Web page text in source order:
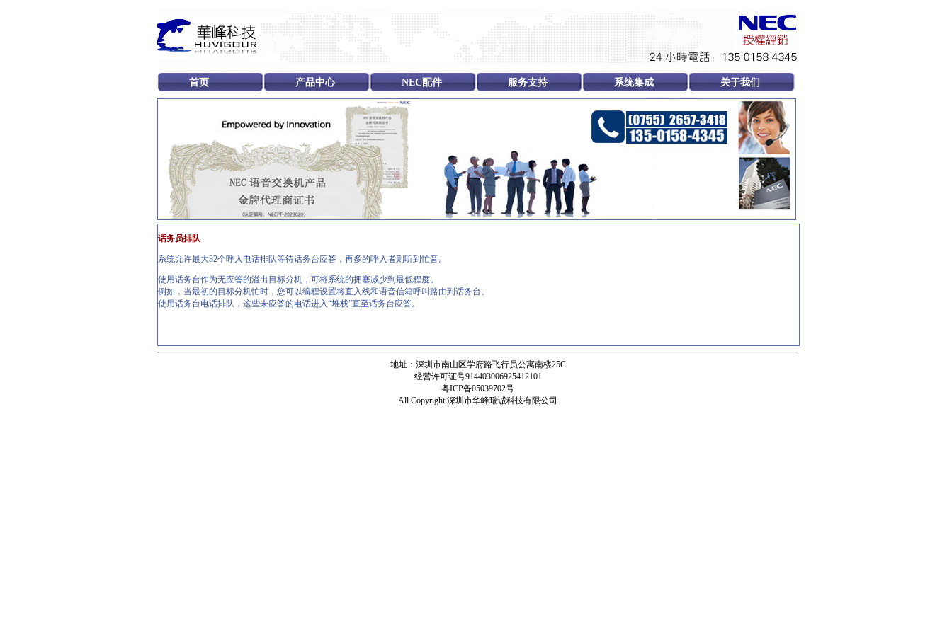
首页 产品中心 NEC配件 服务支持 系统集成 关于我们
话务员排队
系统允许最大32个呼入电话排队等待话务台应答，再多的呼入者则听到忙音。
使用话务台作为无应答的溢出目标分机，可将系统的拥塞减少到最低程度。
例如，当最初的目标分机忙时，您可以编程设置将直入线和语音信箱呼叫路由到话务台。
使用话务台电话排队，这些未应答的电话进入“堆栈”直至话务台应答。
地址：深圳市南山区学府路飞行员公寓南楼25C
经营许可证号914403006925412101
粤ICP备05039702号
All Copyright 深圳市华峰瑞诚科技有限公司